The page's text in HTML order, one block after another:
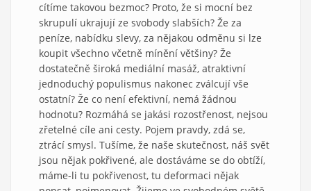
cítíme takovou bezmoc? Proto, že si mocní bez
skrupulí ukrajují ze svobody slabších? Že za
peníze, nabídku slevy, za nějakou odměnu si lze
koupit všechno včetně mínění většiny? Že
dostatečně široká mediální masáž, atraktivní
jednoduchý populismus nakonec zválcují vše
ostatní? Že co není efektivní, nemá žádnou
hodnotu? Rozmáhá se jakási rozostřenost, nejsou
zřetelné cíle ani cesty. Pojem pravdy, zdá se,
ztrácí smysl. Tušíme, že naše skutečnost, náš svět
jsou nějak pokřivené, ale dostáváme se do obtíží,
máme-li tu pokřivenost, tu deformaci nějak